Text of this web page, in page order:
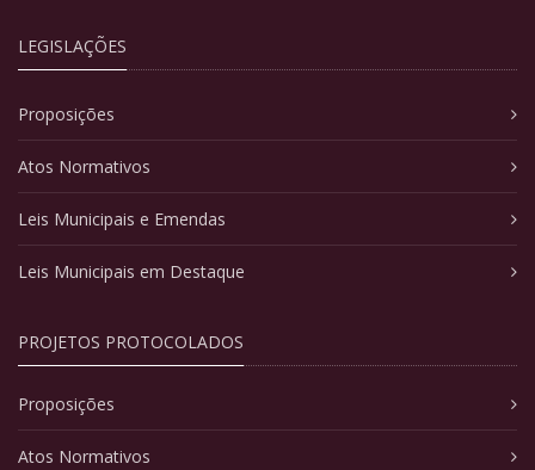
LEGISLAÇÕES
Proposições
Atos Normativos
Leis Municipais e Emendas
Leis Municipais em Destaque
PROJETOS PROTOCOLADOS
Proposições
Atos Normativos